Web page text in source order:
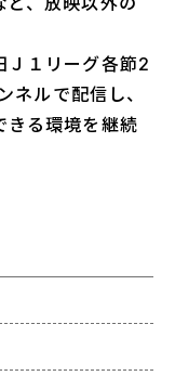
Ｊ１リーグ各節2
ルで配信し、
きる環境を継続